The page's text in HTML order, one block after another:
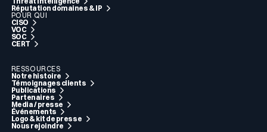
Réputation domaines & IP
POUR QUI
CISO
VOC
SOC
CERT
RESSOURCES
Notre histoire
Témoignages clients
Publications
Partenaires
Media / presse
Événements
Logo & kit de presse
Nous rejoindre